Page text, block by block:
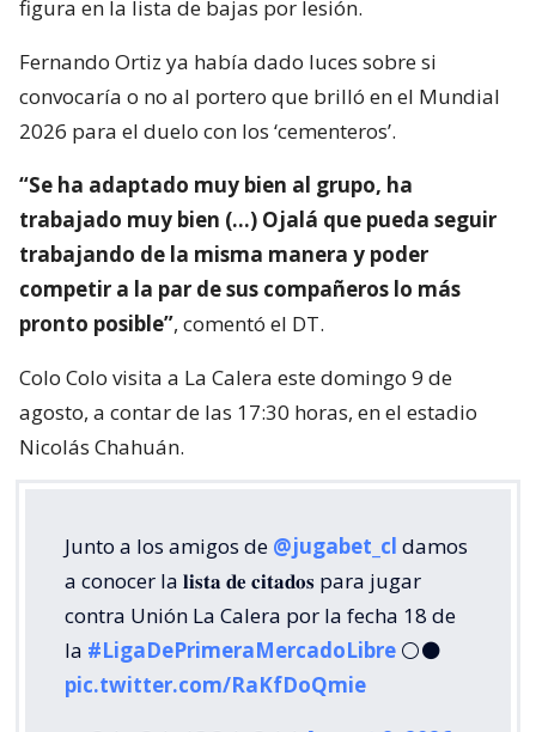
figura en la lista de bajas por lesión.
Fernando Ortiz ya había dado luces sobre si
convocaría o no al portero que brilló en el Mundial
2026 para el duelo con los ‘cementeros’.
“Se ha adaptado muy bien al grupo, ha
trabajado muy bien (…) Ojalá que pueda seguir
trabajando de la misma manera y poder
competir a la par de sus compañeros lo más
pronto posible”, comentó el DT.
Colo Colo visita a La Calera este domingo 9 de
agosto, a contar de las 17:30 horas, en el estadio
Nicolás Chahuán.
Junto a los amigos de @jugabet_cl damos
a conocer la 𝐥𝐢𝐬𝐭𝐚 𝐝𝐞 𝐜𝐢𝐭𝐚𝐝𝐨𝐬 para jugar
contra Unión La Calera por la fecha 18 de
la #LigaDePrimeraMercadoLibre ⚪⚫
pic.twitter.com/RaKfDoQmie